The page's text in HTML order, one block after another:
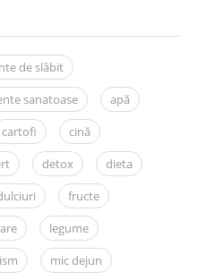
de slăbit
sanatoase
apă
cartofi
cină
detox
dieta
fructe
legume
mic dejun